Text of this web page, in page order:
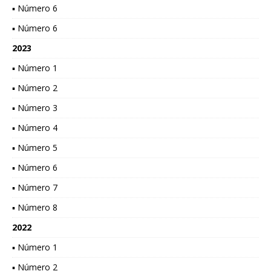
▪ Número 6
▪ Número 6
2023
▪ Número 1
▪ Número 2
▪ Número 3
▪ Número 4
▪ Número 5
▪ Número 6
▪ Número 7
▪ Número 8
2022
▪ Número 1
▪ Número 2